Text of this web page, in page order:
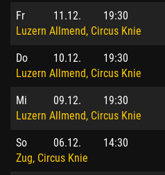
Fr 11.12.
19:30
Luzern Allmend, Circus Knie
Do 10.12.
19:30
Luzern Allmend, Circus Knie
Mi 09.12.
19:30
Luzern Allmend, Circus Knie
So 06.12.
14:30
Zug, Circus Knie